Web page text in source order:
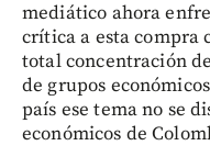
mediático ahora
crítica a esta compra
total concentración
de grupos
país ese tema no se
económicos de